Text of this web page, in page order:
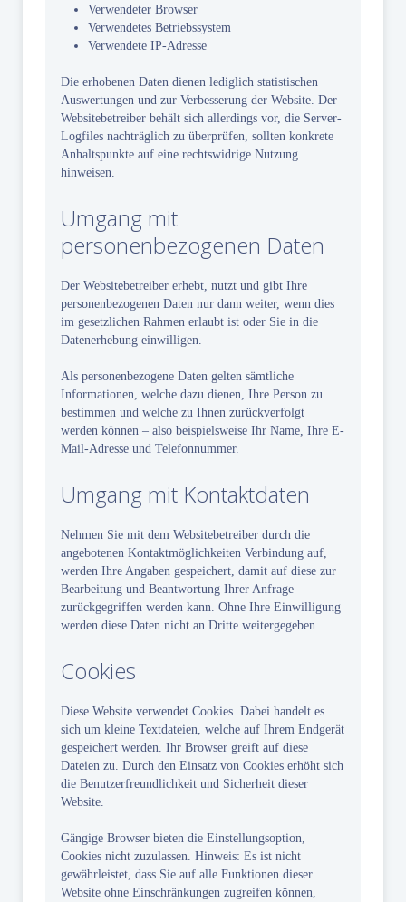
Verwendeter Browser
Verwendetes Betriebssystem
Verwendete IP-Adresse
Die erhobenen Daten dienen lediglich statistischen
Auswertungen und zur Verbesserung der Website. Der
Websitebetreiber behält sich allerdings vor, die Server-
Logfiles nachträglich zu überprüfen, sollten konkrete
Anhaltspunkte auf eine rechtswidrige Nutzung
hinweisen.
Umgang mit
personenbezogenen Daten
Der Websitebetreiber erhebt, nutzt und gibt Ihre
personenbezogenen Daten nur dann weiter, wenn dies
im gesetzlichen Rahmen erlaubt ist oder Sie in die
Datenerhebung einwilligen.
Als personenbezogene Daten gelten sämtliche
Informationen, welche dazu dienen, Ihre Person zu
bestimmen und welche zu Ihnen zurückverfolgt
werden können – also beispielsweise Ihr Name, Ihre E-
Mail-Adresse und Telefonnummer.
Umgang mit Kontaktdaten
Nehmen Sie mit dem Websitebetreiber durch die
angebotenen Kontaktmöglichkeiten Verbindung auf,
werden Ihre Angaben gespeichert, damit auf diese zur
Bearbeitung und Beantwortung Ihrer Anfrage
zurückgegriffen werden kann. Ohne Ihre Einwilligung
werden diese Daten nicht an Dritte weitergegeben.
Cookies
Diese Website verwendet Cookies. Dabei handelt es
sich um kleine Textdateien, welche auf Ihrem Endgerät
gespeichert werden. Ihr Browser greift auf diese
Dateien zu. Durch den Einsatz von Cookies erhöht sich
die Benutzerfreundlichkeit und Sicherheit dieser
Website.
Gängige Browser bieten die Einstellungsoption,
Cookies nicht zuzulassen. Hinweis: Es ist nicht
gewährleistet, dass Sie auf alle Funktionen dieser
Website ohne Einschränkungen zugreifen können,